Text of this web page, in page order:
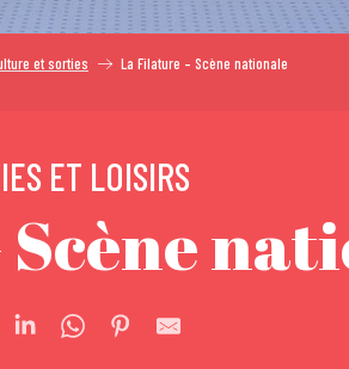
et sorties La Filature – Scène nationale
ET LOISIRS